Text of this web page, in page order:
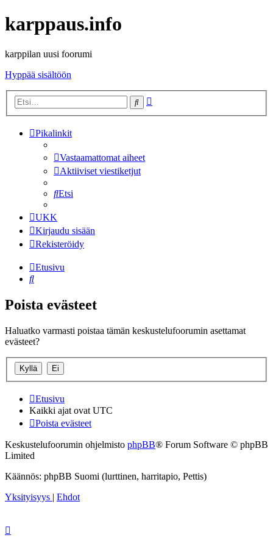
karppaus.info
karppilan uusi foorumi
Hyppää sisältöön
Etsi
Pikalinkit
Vastaamattomat aiheet
Aktiiviset viestiketjut
Etsi
UKK
Kirjaudu sisään
Rekisteröidy
Etusivu
Etsi
Poista evästeet
Haluatko varmasti poistaa tämän keskustelufoorumin asettamat
evästeet?
Etusivu
Kaikki ajat ovat UTC
Poista evästeet
Keskustelufoorumin ohjelmisto phpBB® Forum Software © phpBB
Limited
Käännös: phpBB Suomi (lurttinen, harritapio, Pettis)
Yksityisyys | Ehdot